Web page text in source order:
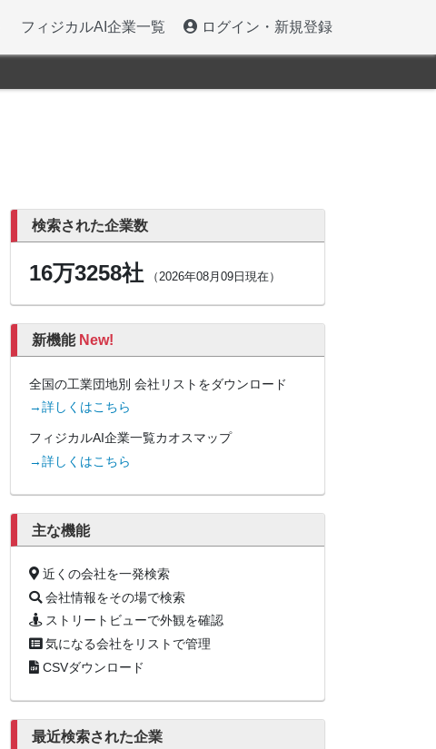
フィジカルAI企業一覧 ログイン・新規登録
検索された企業数
16万3258社 （2026年08月09日現在）
新機能 New!
全国の工業団地別 会社リストをダウンロード
→詳しくはこちら
フィジカルAI企業一覧カオスマップ
→詳しくはこちら
主な機能
近くの会社を一発検索
会社情報をその場で検索
ストリートビューで外観を確認
気になる会社をリストで管理
CSVダウンロード
最近検索された企業